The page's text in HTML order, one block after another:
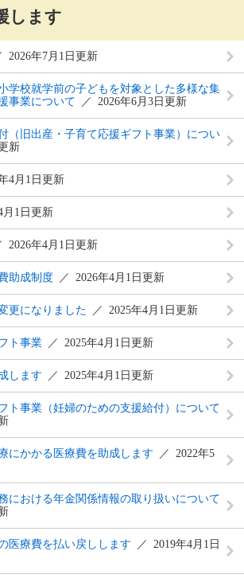
します
2026年7月1日更新
学校就学前の子どもを対象とした多様な集
事業について
2026年6月3日更新
（旧出産・子育て応援ギフト事業）につい
新
4月1日更新
月1日更新
2026年4月1日更新
助成制度 2026年4月1日更新
更になりました 2025年4月1日更新
ト事業 2025年4月1日更新
します 2025年4月1日更新
ト事業（妊婦のための支援給付）について
にかかる医療費を助成します
2022年5
における年金関係情報の取り扱いについて
医療費を払い戻しします
2019年4月1日